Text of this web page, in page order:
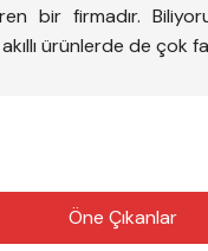
bir firmadır.
ürünlerde de çok
Öne Çıkanlar